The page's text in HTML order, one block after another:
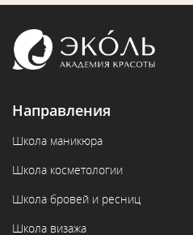
Направления
Школа маникюра
Школа косметологии
Школа бровей и ресниц
Школа визажа